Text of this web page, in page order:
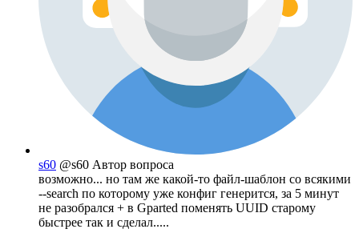
s60 @s60 Автор вопроса
возможно... но там же какой-то файл-шаблон со всякими
--search по которому уже конфиг генерится, за 5 минут
не разобрался + в Gparted поменять UUID старому
быстрее так и сделал.....